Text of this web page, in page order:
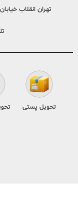
تهران انقلاب خیابان ۱۲ فروردین پایین تر از وحید نظری
تحویل پستی